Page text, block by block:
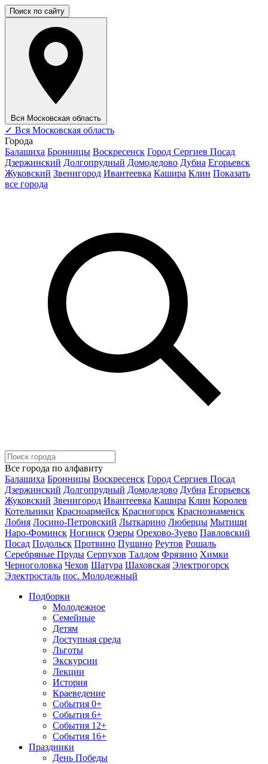
Поиск по сайту
Вся Московская область
✓ Вся Московская область
Города
Балашиха Бронницы Воскресенск Город Сергиев Посад
Дзержинский Долгопрудный Домодедово Дубна Егорьевск
Жуковский Звенигород Ивантеевка Кашира Клин Показать
все города
Все города по алфавиту
Балашиха Бронницы Воскресенск Город Сергиев Посад
Дзержинский Долгопрудный Домодедово Дубна Егорьевск
Жуковский Звенигород Ивантеевка Кашира Клин Королев
Котельники Красноармейск Красногорск Краснознаменск
Лобня Лосино-Петровский Лыткарино Люберцы Мытищи
Наро-Фоминск Ногинск Озеры Орехово-Зуево Павловский
Посад Подольск Протвино Пущино Реутов Рошаль
Серебряные Пруды Серпухов Талдом Фрязино Химки
Черноголовка Чехов Шатура Шаховская Электрогорск
Электросталь пос. Молодежный
Подборки
Молодежное
Семейные
Детям
Доступная среда
Льготы
Экскурсии
Лекции
История
Краеведение
События 0+
События 6+
События 12+
События 16+
Праздники
День Победы